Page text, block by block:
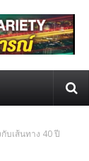
บเส้นทาง 40 ปี